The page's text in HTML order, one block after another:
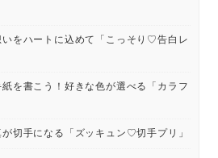
をハートに込めて「こっそり♡告白レ
を書こう！好きな色が選べる「カラフ
切手になる「ズッキュン♡切手プリ」